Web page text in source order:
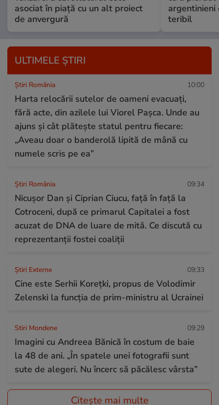
asociat în piață cu un alt proiect
de anvergură
argentinieni
teribil
ULTIMELE ȘTIRI
Știri România 10:00
Harta relocării sutelor de oameni evacuați,
fără acte, din azilele lui Viorel Pașca. Unde au
ajuns și cât plătește statul pentru fiecare:
„Aveau doar o banderolă lipită de mână cu
numele scris pe ea”
Știri România 09:34
Nicușor Dan și Ciprian Ciucu, față în față la
Cotroceni, după ce primarul Capitalei a fost
acuzat de DNA de luare de mită. Ce discută cu
reprezentanții fostei coaliții
Știri Externe 09:33
Cine este Serhii Korețki, propus de Volodimir
Zelenski la funcția de prim-ministru al Ucrainei
Stiri Mondene 09:29
Imagini cu Andreea Bănică în costum de baie
la 48 de ani. „În spatele unei fotografii sunt
sute de alegeri. Nu încerc să păcălesc vârsta”
Citește mai multe